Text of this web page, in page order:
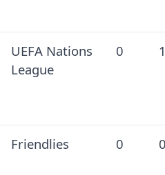
UEFA Nations
League
0
Friendlies 0